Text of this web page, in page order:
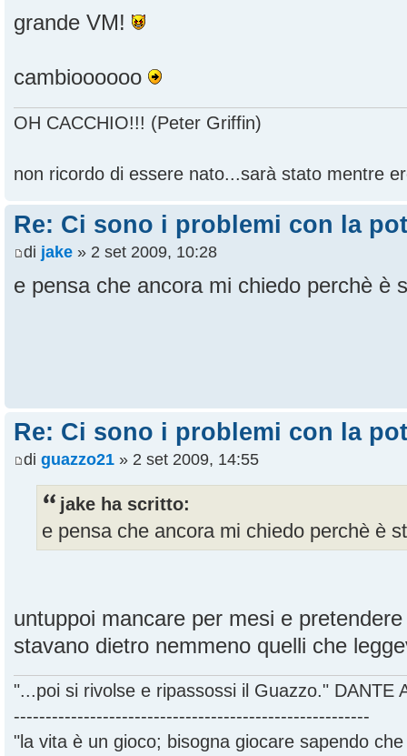
grande VM!
cambioooooo
OH CACCHIO!!! (Peter Griffin)
non ricordo di essere nato...sarà stato mentre
Re: Ci sono i problemi con la
di jake » 2 set 2009, 10:28
e pensa che ancora mi chiedo perchè è
Re: Ci sono i problemi con la
di guazzo21 » 2 set 2009, 14:55
jake ha scritto:
e pensa che ancora mi chiedo perchè è
untuppoi mancare per mesi e
stavano dietro nemmeno quelli che
"...poi si rivolse e ripassossi il Guazzo." DANTE
--------------------------------------------------------
"la vita è un gioco; bisogna giocare sapendo